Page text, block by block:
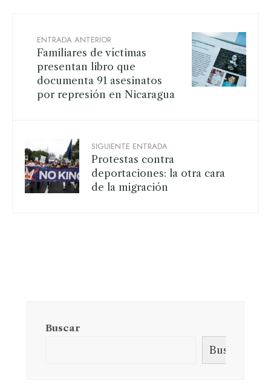
ENTRADA ANTERIOR
Familiares de víctimas
presentan libro que
documenta 91 asesinatos
por represión en Nicaragua
SIGUIENTE ENTRADA
Protestas contra
deportaciones: la otra cara
de la migración
Buscar
Buscar